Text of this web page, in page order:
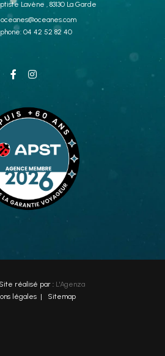
Lavène , 83130 La Garde
oceanes@oceanes.com
04 42 52 82 40
réalisé par : L'Agenza
légales | Sitemap